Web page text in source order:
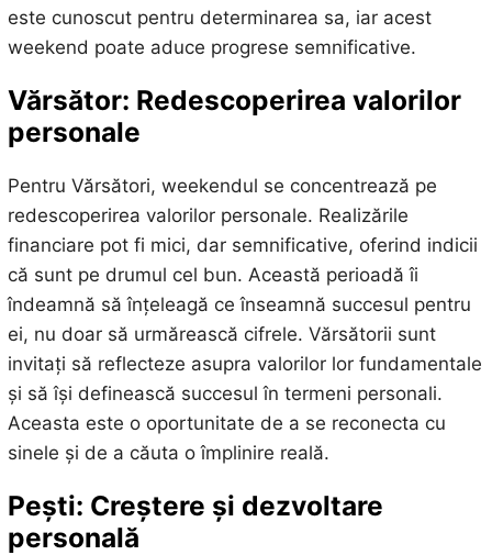
este cunoscut pentru determinarea sa, iar acest
weekend poate aduce progrese semnificative.
Vărsător: Redescoperirea valorilor
personale
Pentru Vărsători, weekendul se concentrează pe
redescoperirea valorilor personale. Realizările
financiare pot fi mici, dar semnificative, oferind indicii
că sunt pe drumul cel bun. Această perioadă îi
îndeamnă să înțeleagă ce înseamnă succesul pentru
ei, nu doar să urmărească cifrele. Vărsătorii sunt
invitați să reflecteze asupra valorilor lor fundamentale
și să își definească succesul în termeni personali.
Aceasta este o oportunitate de a se reconecta cu
sinele și de a căuta o împlinire reală.
Pești: Creștere și dezvoltare
personală